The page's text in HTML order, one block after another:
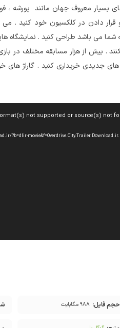
دادن در کلکسیون خود کنید . می
می باشد طراحی کنید . نمایشگاه
. بیش از هزار مسابقه مختلف در
جدیدی خریداری کنید . گاراژ های
not supported or source(s) not
حجم فایل: ۹۸۸ مگابایت